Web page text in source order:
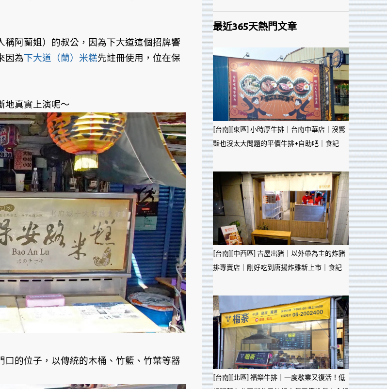
稱阿蘭姐）的叔公，因為下大道這個招牌響
因為下大道（蘭）米糕先註冊使用，位在保
地真實上演呢～
的位子，以傳統的木桶、竹籃、竹葉等器
最近365天熱門文章
[台南][東區] 小時厚牛排｜台南中華店｜沒驚
豔也沒太大問題的平價牛排+自助吧｜食記
[台南][中西區] 吉屋出豬｜以外帶為主的炸豬
排專賣店｜剛好吃到唐揚炸雞新上市｜食記
[台南][北區] 福樂牛排｜一度歇業又復活！低